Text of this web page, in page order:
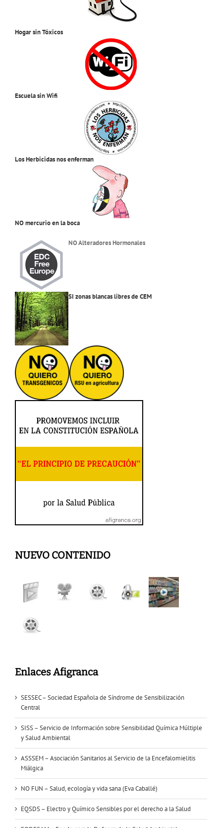
Hogar sin Tóxicos
Escuela sin Wifi
Los Herbicidas nos enferman
NO mercurio en la boca
NO Alteradores Hormonales
SI zonas blancas libres de CEM
NUEVO CONTENIDO
Enlaces Afigranca
SESSEC – Sociedad Española de Síndrome de Sensibilización
Central
SISS – Servicio de Información sobre Sensibilidad Química Múltiple
y Salud Ambiental
ASSSEM – Asociación Sanitarios al Servicio de la Encefalomielitis
Miálgica
NO FUN – Salud, ecología y vida sana (Eva Caballé)
EQSDS – Electro y Químico Sensibles por el derecho a la Salud